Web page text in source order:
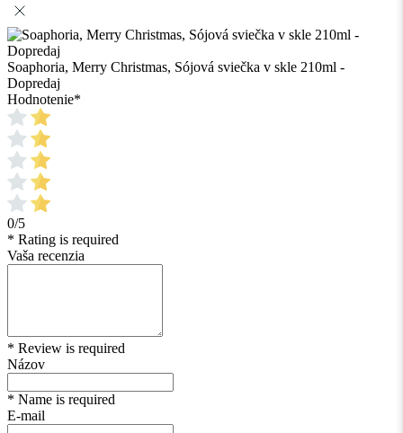
Soaphoria, Merry Christmas, Sójová sviečka v skle 210ml -
Dopredaj
Hodnotenie*
0/5
* Rating is required
Vaša recenzia
* Review is required
Názov
* Name is required
E-mail